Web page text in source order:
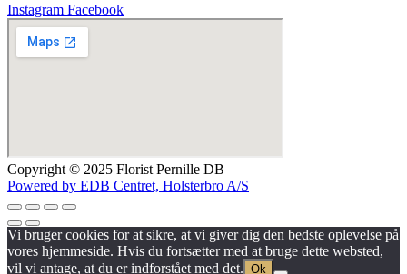
Instagram Facebook
Copyright © 2025 Florist Pernille DB
Powered by EDB Centret, Holsterbro A/S
Vi bruger cookies for at sikre, at vi giver dig den bedste oplevelse på
vores hjemmeside. Hvis du fortsætter med at bruge dette websted,
vil vi antage, at du er indforstået med det. Ok